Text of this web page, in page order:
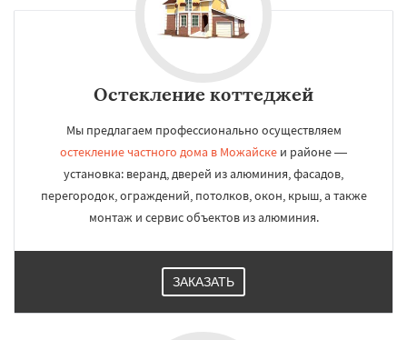
Остекление коттеджей
Мы предлагаем профессионально осуществляем
остекление частного дома в Можайске и районе —
установка: веранд, дверей из алюминия, фасадов,
перегородок, ограждений, потолков, окон, крыш, а также
монтаж и сервис объектов из алюминия.
ЗАКАЗАТЬ